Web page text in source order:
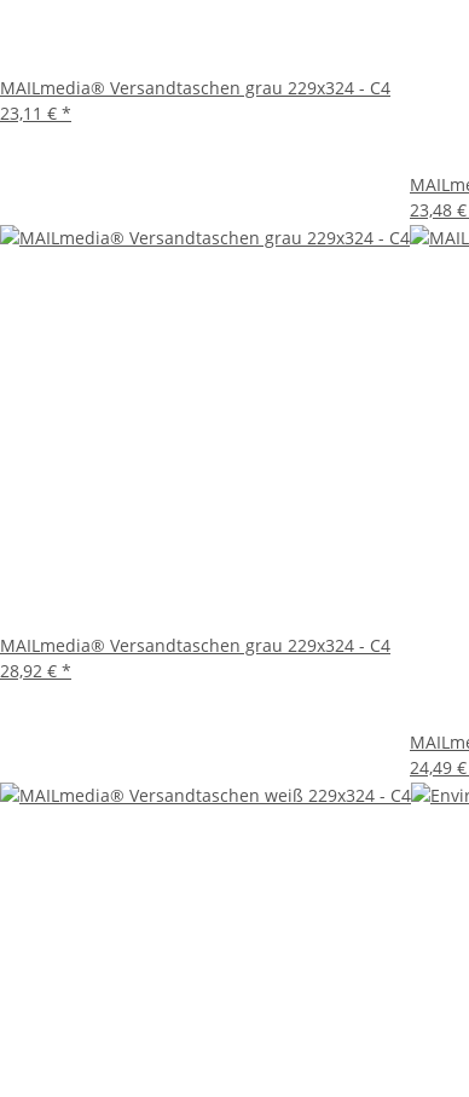
MAILmedia® Versandtaschen grau 229x324 - C4
23,11 € *
23,48 €
MAILmedia® Versandtaschen grau 229x324 - C4
28,92 € *
24,49 €